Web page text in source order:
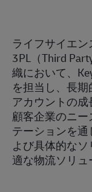
ライフサイエ
3PL（Third
織において、
を担当し、長
アカウントの成
顧客企業のニ
テーションを
よび具体的な
適な物流ソリュ